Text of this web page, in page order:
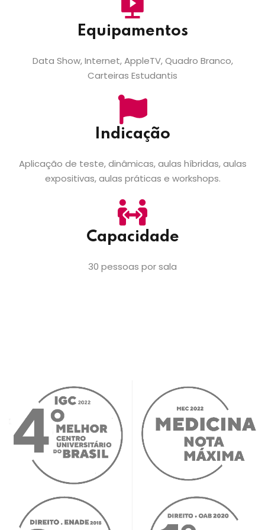
Equipamentos
Data Show, Internet, AppleTV, Quadro Branco,
Carteiras Estudantis
Indicação
Aplicação de teste, dinâmicas, aulas híbridas, aulas
expositivas, aulas práticas e workshops.
Capacidade
30 pessoas por sala